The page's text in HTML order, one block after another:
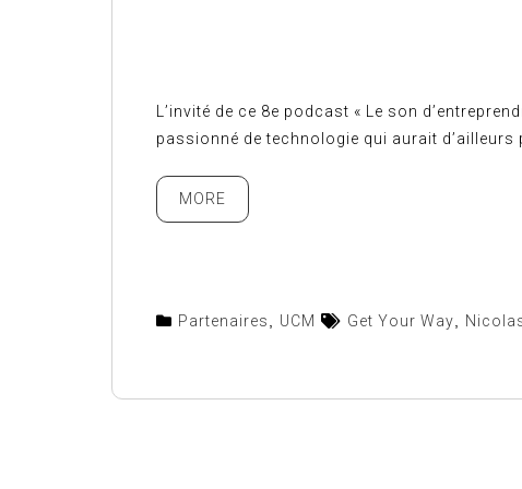
L’invité de ce 8e podcast « Le son
passionné de technologie qui aurait d’ailleurs
MORE
Partenaires UCM Get Your Way